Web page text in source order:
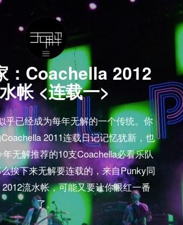
：Coachella 2012
帐 <连载一>
乎已经成为每年无解的一个传统。你
2011连载日记记忆犹新，也
无解推荐的10支Coachella必看乐队
挨下来无解要连载的，来自Punky同
流水帐，可能又要让你眼红一番
了。